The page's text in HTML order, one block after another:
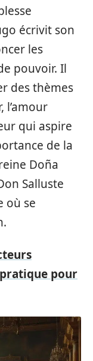
écrivit son
les
pouvoir. Il
des thèmes
l’amour
qui aspire
de la
Doña
Salluste
où se
pour